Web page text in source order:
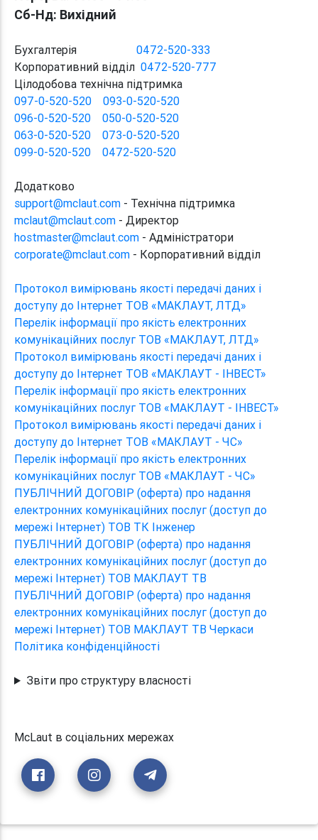
Сб-Нд: Вихідний
Бухгалтерія 0472-520-333
Корпоративний відділ 0472-520-777
Цілодобова технічна підтримка
097-0-520-520
093-0-520-520
096-0-520-520
050-0-520-520
063-0-520-520
073-0-520-520
099-0-520-520
0472-520-520
Додатково
support@mclaut.com - Технічна підтримка
mclaut@mclaut.com - Директор
hostmaster@mclaut.com - Адміністратори
corporate@mclaut.com - Корпоративний відділ
Протокол вимірювань якості передачі даних і
доступу до Інтернет ТОВ «МАКЛАУТ, ЛТД»
Перелік інформації про якість електронних
комунікаційних послуг ТОВ «МАКЛАУТ, ЛТД»
Протокол вимірювань якості передачі даних і
доступу до Інтернет ТОВ «МАКЛАУТ - ІНВЕСТ»
Перелік інформації про якість електронних
комунікаційних послуг ТОВ «МАКЛАУТ - ІНВЕСТ»
Протокол вимірювань якості передачі даних і
доступу до Інтернет ТОВ «МАКЛАУТ - ЧС»
Перелік інформації про якість електронних
комунікаційних послуг ТОВ «МАКЛАУТ - ЧС»
ПУБЛІЧНИЙ ДОГОВІР (оферта) про надання
електронних комунікаційних послуг (доступ до
мережі Інтернет) ТОВ ТК Інженер
ПУБЛІЧНИЙ ДОГОВІР (оферта) про надання
електронних комунікаційних послуг (доступ до
мережі Інтернет) ТОВ МАКЛАУТ ТВ
ПУБЛІЧНИЙ ДОГОВІР (оферта) про надання
електронних комунікаційних послуг (доступ до
мережі Інтернет) ТОВ МАКЛАУТ ТВ Черкаси
Політика конфіденційності
Звіти про структуру власності
McLaut в соціальних мережах